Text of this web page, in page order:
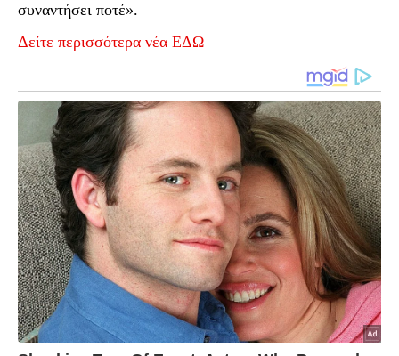
συναντήσει ποτέ».
Δείτε περισσότερα νέα ΕΔΩ